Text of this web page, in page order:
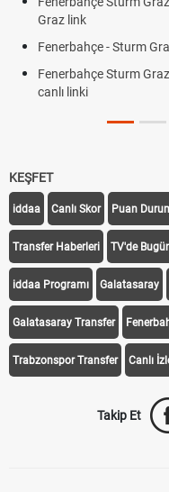
Graz link
Fenerbahçe - Sturm
Fenerbahçe Sturm
canlı linki
KEŞFET
iddaa Canlı Skor Puan
Transfer Haberleri TV'de
iddaa Programı Galatasaray
Galatasaray Transfer
Trabzonspor Transfer Canlı
Takip Et